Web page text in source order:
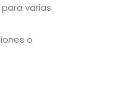
varias
o